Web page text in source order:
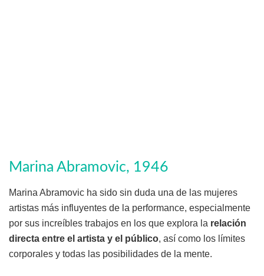
Marina Abramovic, 1946
Marina Abramovic ha sido sin duda una de las mujeres
artistas más influyentes de la performance, especialmente
por sus increíbles trabajos en los que explora la relación
directa entre el artista y el público, así como los límites
corporales y todas las posibilidades de la mente.